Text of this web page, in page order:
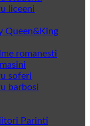
liceeni
Queen&King
romanesti
soferi
barbosi
Parinti